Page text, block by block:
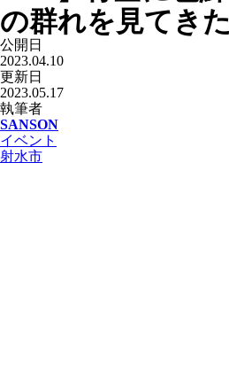
の群れを見てきた
公開日
2023.04.10
更新日
2023.05.17
執筆者
SANSON
イベント
射水市